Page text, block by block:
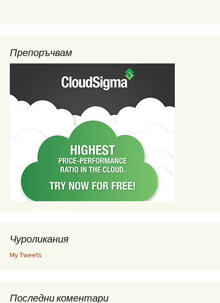
Препоръчвам
Чуроликания
My Tweets
Последни коментари